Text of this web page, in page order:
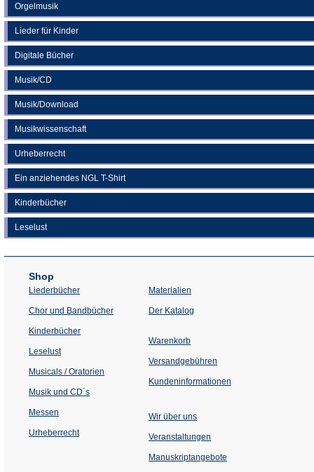
Orgelmusik
Lieder für Kinder
Digitale Bücher
Musik/CD
Musik/Download
Musikwissenschaft
Urheberrecht
Ein anziehendes NGL T-Shirt
Kinderbücher
Leselust
Shop
Liederbücher
Chor und Bandbücher
Kinderbücher
Leselust
Musicals / Oratorien
Musik und CD´s
Messen
Urheberrecht
Materialien
Der Katalog
Warenkorb
Versandgebühren
Kundeninformationen
Wir über uns
Veranstaltungen
einem
Manuskriptangebote